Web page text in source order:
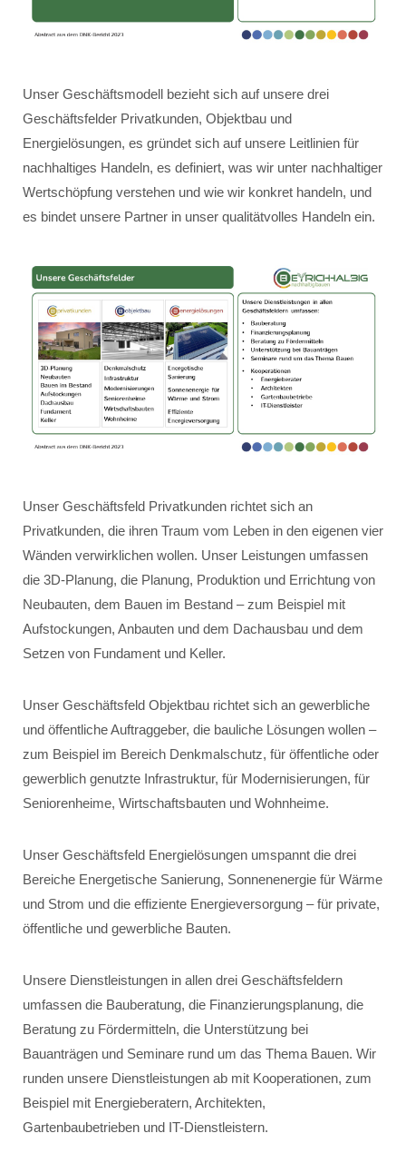
Unser Geschäftsmodell bezieht sich auf unsere drei
Geschäftsfelder Privatkunden, Objektbau und
Energielösungen, es gründet sich auf unsere Leitlinien für
nachhaltiges Handeln, es definiert, was wir unter nachhaltiger
Wertschöpfung verstehen und wie wir konkret handeln, und
es bindet unsere Partner in unser qualitätvolles Handeln ein.
Unser Geschäftsfeld Privatkunden richtet sich an
Privatkunden, die ihren Traum vom Leben in den eigenen vier
Wänden verwirklichen wollen. Unser Leistungen umfassen
die 3D-Planung, die Planung, Produktion und Errichtung von
Neubauten, dem Bauen im Bestand – zum Beispiel mit
Aufstockungen, Anbauten und dem Dachausbau und dem
Setzen von Fundament und Keller.
Unser Geschäftsfeld Objektbau richtet sich an gewerbliche
und öffentliche Auftraggeber, die bauliche Lösungen wollen –
zum Beispiel im Bereich Denkmalschutz, für öffentliche oder
gewerblich genutzte Infrastruktur, für Modernisierungen, für
Seniorenheime, Wirtschaftsbauten und Wohnheime.
Unser Geschäftsfeld Energielösungen umspannt die drei
Bereiche Energetische Sanierung, Sonnenenergie für Wärme
und Strom und die effiziente Energieversorgung – für private,
öffentliche und gewerbliche Bauten.
Unsere Dienstleistungen in allen drei Geschäftsfeldern
umfassen die Bauberatung, die Finanzierungsplanung, die
Beratung zu Fördermitteln, die Unterstützung bei
Bauanträgen und Seminare rund um das Thema Bauen. Wir
runden unsere Dienstleistungen ab mit Kooperationen, zum
Beispiel mit Energieberatern, Architekten,
Gartenbaubetrieben und IT-Dienstleistern.